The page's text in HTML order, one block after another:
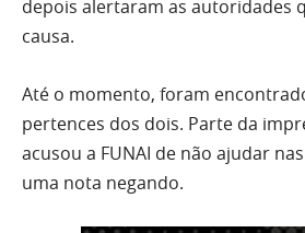
depois alertaram as autoridades
causa.
Até o momento, foram
pertences dos dois. Parte da
acusou a FUNAI de não ajudar
uma nota negando.